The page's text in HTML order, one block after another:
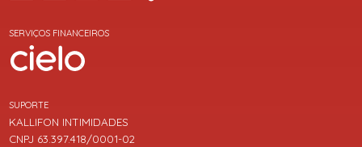
SERVIÇOS FINANCEIROS
SUPORTE
KALLIFON INTIMIDADES
CNPJ 63.397.418/0001-02